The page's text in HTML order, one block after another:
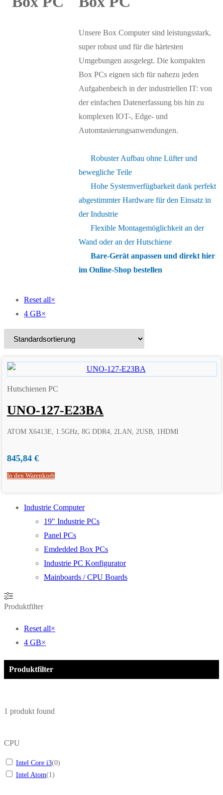
Unsere Box Computer sind leistungsstark,
super robust und für die härtesten
Umgebungen ausgelegt. Die kompakten
Box PCs eignen sich für nahezu jeden
Aufgabenbeich in der industriellen IT: von
der einfachen Datenerfassung bis hin zu
komplexen IOT-, Edge- und
Automtasierungsanwendungen.
Robuster Aufbau ohne Lüfter und
bewegliche Teile
Hohe Systemverfügbarkeit dank perfekt
abgestimmter Hardware für den Einsatz in
der Industrie
Flexible Montagemöglichkeit an der
Wand oder an der Hutschiene
Bare-Gerät anpassen und direkt hier
im Online-Shop bestellen
Reset all×
4 GB×
Hutschienen PC
UNO-127-E23BA
ATOM X6413E, 1.5GHz, 8G DDR4, 2LAN, 2USB, 1HDMI
845,84 €
In den Warenkorb
Industrie Computer
19" Industrie PCs
Panel PCs
Emdedded Box PCs
Industrie PC Konfigurator
Mainboards / CPU Boards
Produktfilter
Reset all×
4 GB×
Produktfilter
1 produkt found
CPU
Intel Core i3(0)
Intel Atom(1)